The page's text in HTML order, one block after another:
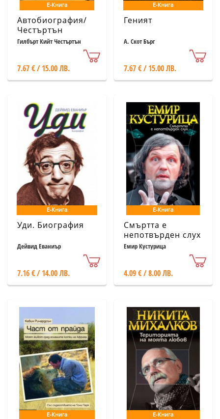
Е-Книга
Автобиография/
Честъртън
Гилбърт Кийт Честъртън
7.67 € / 15.00 ЛВ.
Е-Книга
Геният
А. Скот Бърг
7.67 € / 15.00 ЛВ.
Е-Книга
Уди. Биография
Дейвид Еваниър
7.16 € / 14.00 ЛВ.
Е-Книга
Смъртта е
непотвърден слух
Емир Кустурица
4.09 € / 8.00 ЛВ.
Е-Книга Е-Книга